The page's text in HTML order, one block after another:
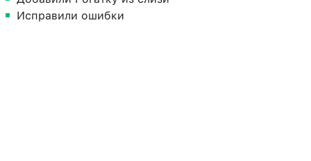
Исправили ошибки